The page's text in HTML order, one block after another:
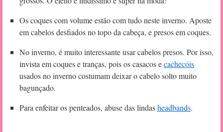
Os coques com volume estão com tudo neste inverno. Aposte
em cabelos desfiados no topo da cabeça, e presos em coques.
No inverno, é muito interessante usar cabelos presos. Por isso,
invista em coques e tranças, pois os casacos ecachecóis
usados no inverno costumam deixar o cabelo solto muito
bagunçado.
Para enfeitar os penteados, abuse das lindasheadbands.